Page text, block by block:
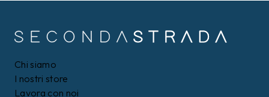
Chi siamo
I nostri store
Lavora con noi